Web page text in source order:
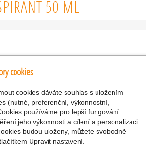
50 ML
společnost s r.o.
127, Žacléř, 542 01 Číslo účtu:
cookies
cookies dáváte souhlas s uložením
(nutné, preferenční, výkonnostní,
používáme pro lepší fungování
jeho výkonnosti a cílení a personalizaci
budou uloženy, můžete svobodně
Upravit nastavení.